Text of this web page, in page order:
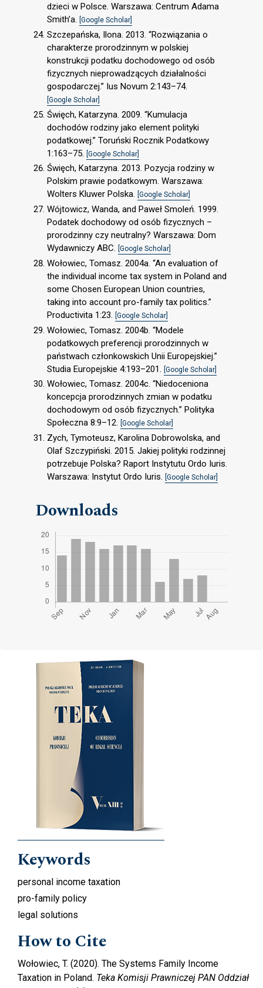
dzieci w Polsce. Warszawa: Centrum Adama
Smith’a. [Google Scholar]
Szczepańska, Ilona. 2013. “Rozwiązania o
charakterze prorodzinnym w polskiej
konstrukcji podatku dochodowego od osób
fizycznych nieprowadzących działalności
gospodarczej.” Ius Novum 2:143–74.
[Google Scholar]
Święch, Katarzyna. 2009. “Kumulacja
dochodów rodziny jako element polityki
podatkowej.” Toruński Rocznik Podatkowy
1:163–75.
[Google Scholar]
Święch, Katarzyna. 2013. Pozycja rodziny w
Polskim prawie podatkowym. Warszawa:
Wolters Kluwer Polska. [Google Scholar]
Wójtowicz, Wanda, and Paweł Smoleń. 1999.
Podatek dochodowy od osób fizycznych –
prorodzinny czy neutralny? Warszawa: Dom
Wydawniczy ABC. [Google Scholar]
Wołowiec, Tomasz. 2004a. “An evaluation of
the individual income tax system in Poland and
some Chosen European Union countries,
taking into account pro-family tax politics.”
Productivita 1:23. [Google Scholar]
Wołowiec, Tomasz. 2004b. “Modele
podatkowych preferencji prorodzinnych w
państwach członkowskich Unii Europejskiej.”
Studia Europejskie 4:193–201.
[Google Scholar]
Wołowiec, Tomasz. 2004c. “Niedoceniona
koncepcja prorodzinnych zmian w podatku
dochodowym od osób fizycznych.” Polityka
Społeczna 8:9–12. [Google Scholar]
Zych, Tymoteusz, Karolina Dobrowolska, and
Olaf Szczypiński. 2015. Jakiej polityki rodzinnej
potrzebuje Polska? Raport Instytutu Ordo Iuris.
Warszawa: Instytut Ordo Iuris. [Google Scholar]
Downloads
Cover image
Keywords
personal income taxation
pro-family policy
legal solutions
How to Cite
Wołowiec, T. (2020). The Systems Family Income
Taxation in Poland. Teka Komisji Prawniczej PAN Oddział